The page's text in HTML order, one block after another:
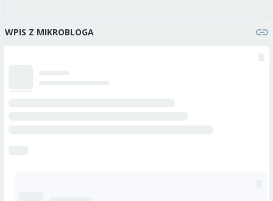
WPIS Z MIKROBLOGA